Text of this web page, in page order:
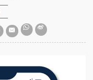
W
h
a
A
S
i
n
e
i